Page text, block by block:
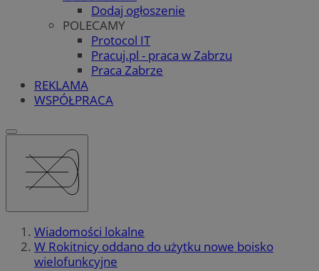
Dodaj ogłoszenie
POLECAMY
Protocol IT
Pracuj.pl - praca w Zabrzu
Praca Zabrze
REKLAMA
WSPÓŁPRACA
Wiadomości lokalne
W Rokitnicy oddano do użytku nowe boisko
wielofunkcyjne